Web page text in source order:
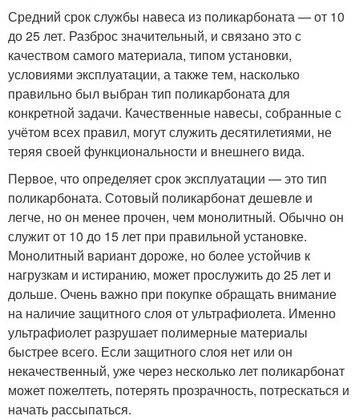
Средний срок службы навеса из поликарбоната — от 10
до 25 лет. Разброс значительный, и связано это с
качеством самого материала, типом установки,
условиями эксплуатации, а также тем, насколько
правильно был выбран тип поликарбоната для
конкретной задачи. Качественные навесы, собранные с
учётом всех правил, могут служить десятилетиями, не
теряя своей функциональности и внешнего вида.
Первое, что определяет срок эксплуатации — это тип
поликарбоната. Сотовый поликарбонат дешевле и
легче, но он менее прочен, чем монолитный. Обычно он
служит от 10 до 15 лет при правильной установке.
Монолитный вариант дороже, но более устойчив к
нагрузкам и истиранию, может прослужить до 25 лет и
дольше. Очень важно при покупке обращать внимание
на наличие защитного слоя от ультрафиолета. Именно
ультрафиолет разрушает полимерные материалы
быстрее всего. Если защитного слоя нет или он
некачественный, уже через несколько лет поликарбонат
может пожелтеть, потерять прозрачность, потрескаться и
начать рассыпаться.